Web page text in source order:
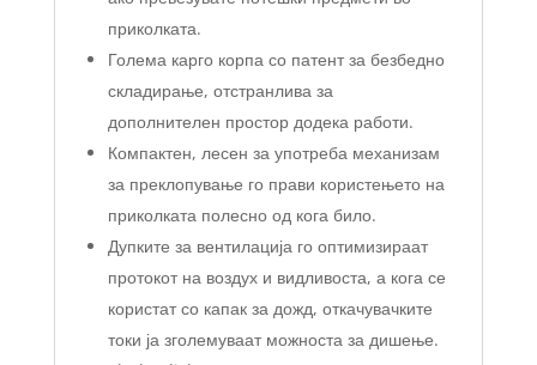
приколката.
Голема карго корпа со патент за безбедно
складирање, отстранлива за
дополнителен простор додека работи.
Компактен, лесен за употреба механизам
за преклопување го прави користењето на
приколката полесно од кога било.
Дупките за вентилација го оптимизираат
протокот на воздух и видливоста, а кога се
користат со капак за дожд, откачувачките
токи ја зголемуваат можноста за дишење.